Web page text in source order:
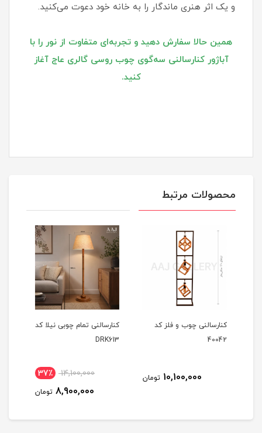
و یک اثر هنری ماندگار را به خانه خود دعوت می‌کنید.
همین حالا سفارش دهید و تجربه‌ای متفاوت از نور را با
آباژور کنارسالنی سه‌گوی چوب روسی گالری عاج آغاز
کنید.
محصولات مرتبط
کنارسالنی چوب و فلز کد
40042
10,100,000 تومان
کنارسالنی تمام چوبی نیلا کد
DRK613
14,100,000 37٪
8,900,000 تومان